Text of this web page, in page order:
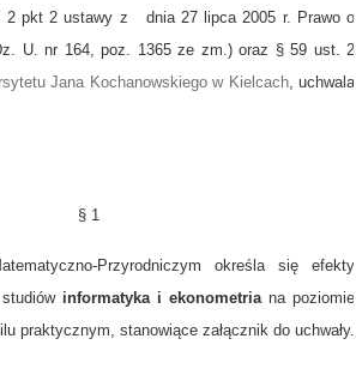
2 pkt 2 ustawy z dnia 27 lipca 2005 r. Prawo o
U. nr 164, poz. 1365 ze zm.) oraz § 59 ust. 2
Jana Kochanowskiego w Kielcach, uchwala
§ 1
Przyrodniczym określa się efekty
informatyka i ekonometria na poziomie
praktycznym, stanowiące załącznik do uchwały.